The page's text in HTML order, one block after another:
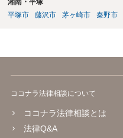
湘南・平塚
平塚市
藤沢市 茅ヶ崎市 秦野市
ココナラ法律相談について
ココナラ法律相談とは
法律Q&A